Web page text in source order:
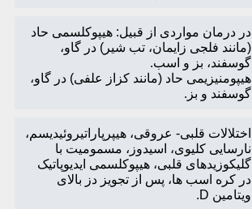
در درمان مواردی از قبیل: هیپوکلسمی حاد
(مانند فلجی زایمان، تب شیر) در گاو،
گوسفند، بز و اسب.
هیپومنیزیمی حاد (مانند کزاز علفی) در گاو،
گوسفند و بز.
اختلالات قلبی- عروقی، هیپرپاراتیروئیدیسم،
نارسایی کلیوی، اسیدوز، مسمومیت با
گلیکوزیدهای قلبی، هیپوکلسمی ایدیوپاتیک
در کره اسب ها، پس از تجویز دز بالای
ویتامین D.